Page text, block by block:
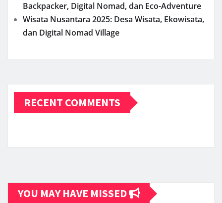
Backpacker, Digital Nomad, dan Eco-Adventure
Wisata Nusantara 2025: Desa Wisata, Ekowisata,
dan Digital Nomad Village
RECENT COMMENTS
YOU MAY HAVE MISSED